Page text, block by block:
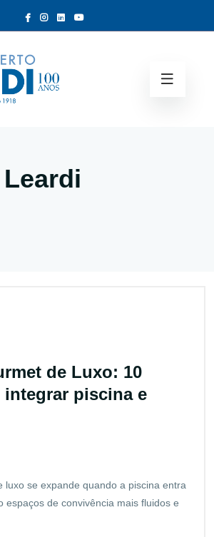
de Luxo: 10
integrar piscina e
luxo se expande quando a piscina entra
espaços de convivência mais fluidos e